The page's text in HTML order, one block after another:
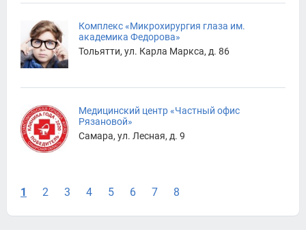
Комплекс «Микрохирургия глаза им.
академика Федорова»
Тольятти, ул. Карла Маркса, д. 86
Медицинский центр «Частный офис
Рязановой»
Самара, ул. Лесная, д. 9
1 2 3 4 5 6 7 8